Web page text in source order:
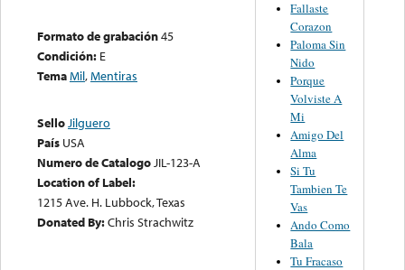
Formato de grabación45
Condición: E
TemaMil,Mentiras
SelloJilguero
País USA
Numero de CatalogoJIL-123-A
Location of Label:
1215 Ave. H. Lubbock, Texas
Donated By:Chris Strachwitz
Fallaste
Corazon
Paloma Sin
Nido
Porque
Volviste A
Mi
Amigo Del
Alma
Si Tu
Tambien Te
Vas
Ando Como
Bala
Tu Fracaso